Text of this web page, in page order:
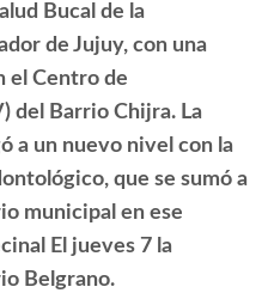
Bucal de la
de Jujuy, con una
el Centro de
del Barrio Chijra. La
a un nuevo nivel con la
que se sumó a
municipal en ese
El jueves 7 la
Belgrano.